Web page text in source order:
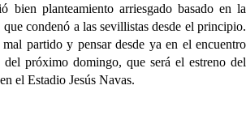
bien planteamiento arriesgado basado en la
condenó a las sevillistas desde el principio.
partido y pensar desde ya en el encuentro
próximo domingo, que será el estreno del
el Estadio Jesús Navas.